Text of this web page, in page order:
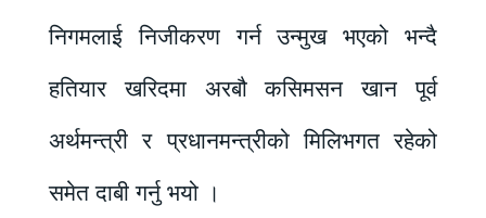
निगमलाई निजीकरण गर्न उन्मुख भएको भन्दै
हतियार खरिदमा अरबौ कसिमसन खान पूर्व
अर्थमन्त्री र प्रधानमन्त्रीको मिलिभगत रहेको
समेत दाबी गर्नु भयो ।